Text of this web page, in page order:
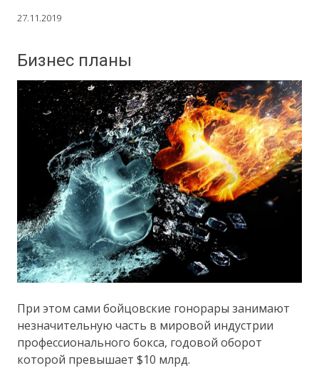
27.11.2019
Бизнес планы
При этом сами бойцовские гонорары занимают
незначительную часть в мировой индустрии
профессионального бокса, годовой оборот
которой превышает $10 млрд.